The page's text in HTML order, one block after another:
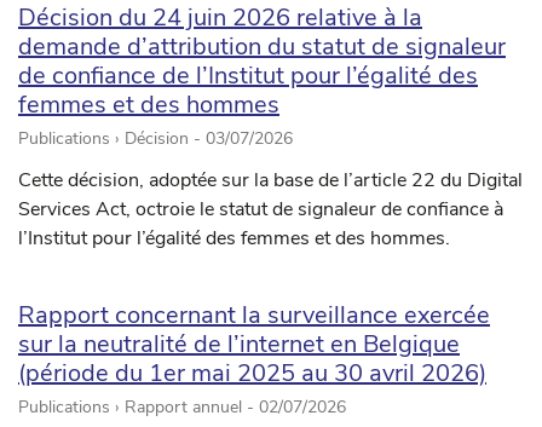
Décision du 24 juin 2026 relative à la
demande d’attribution du statut de signaleur
de confiance de l’Institut pour l’égalité des
femmes et des hommes
Publications › Décision - 03/07/2026
Cette décision, adoptée sur la base de l’article 22 du Digital
Services Act, octroie le statut de signaleur de confiance à
l’Institut pour l’égalité des femmes et des hommes.
Rapport concernant la surveillance exercée
sur la neutralité de l’internet en Belgique
(période du 1er mai 2025 au 30 avril 2026)
Publications › Rapport annuel - 02/07/2026